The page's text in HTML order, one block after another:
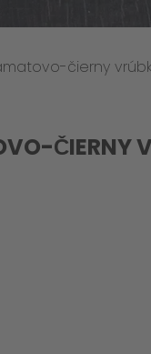
čierny
ČIERNY